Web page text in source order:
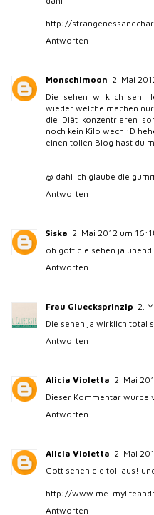
http://
Antworten
Monschimoon 2. Mai
Die sehen wirklich sehr
wieder welche machen
die Diät konzentrieren
noch kein Kilo wech :D
einen tollen Blog hast du
@ dahi ich glaube die
Antworten
Siska 2. Mai 2012 um
oh gott die sehen ja
Antworten
Frau Gluecksprinzip 2.
Die sehen ja wirklich total
Antworten
Alicia Violetta 2. Mai
Dieser Kommentar wurde
Antworten
Alicia Violetta 2. Mai
Gott sehen die toll aus!
http://www.me-
Antworten